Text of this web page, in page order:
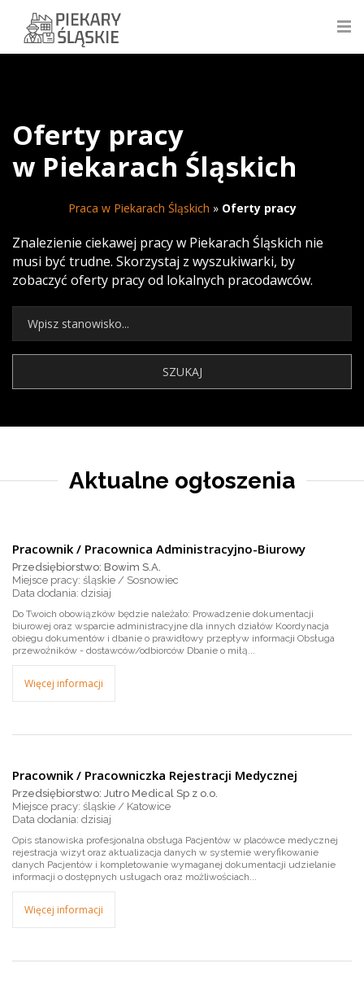
Oferty pracy
w Piekarach Śląskich
Praca w Piekarach Śląskich » Oferty pracy
Znalezienie ciekawej pracy w Piekarach Śląskich nie
musi być trudne. Skorzystaj z wyszukiwarki, by
zobaczyć oferty pracy od lokalnych pracodawców.
Aktualne ogłoszenia
Pracownik / Pracownica Administracyjno-Biurowy
Przedsiębiorstwo: Bowim S.A.
Miejsce pracy: śląskie / Sosnowiec
dzisiaj
Do Twoich obowiązków będzie należało: Prowadzenie dokumentacji
biurowej oraz wsparcie administracyjne dla innych działów Koordynacja
obiegu dokumentów i dbanie o prawidłowy przepływ informacji Obsługa
przewoźników - dostawców/odbiorców Dbanie o miłą...
Więcej informacji
Pracownik / Pracowniczka Rejestracji Medycznej
Przedsiębiorstwo: Jutro Medical Sp z o.o.
Miejsce pracy: śląskie / Katowice
dzisiaj
Opis stanowiska profesjonalna obsługa Pacjentów w placówce medycznej
rejestracja wizyt oraz aktualizacja danych w systemie weryfikowanie
danych Pacjentów i kompletowanie wymaganej dokumentacji udzielanie
informacji o dostępnych usługach oraz możliwościach...
Więcej informacji